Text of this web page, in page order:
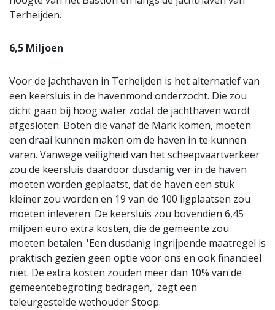
Terheijden.
6,5 Miljoen
Voor de jachthaven in Terheijden is het alternatief van
een keersluis in de havenmond onderzocht. Die zou
dicht gaan bij hoog water zodat de jachthaven wordt
afgesloten. Boten die vanaf de Mark komen, moeten
een draai kunnen maken om de haven in te kunnen
varen. Vanwege veiligheid van het scheepvaartverkeer
zou de keersluis daardoor dusdanig ver in de haven
moeten worden geplaatst, dat de haven een stuk
kleiner zou worden en 19 van de 100 ligplaatsen zou
moeten inleveren. De keersluis zou bovendien 6,45
miljoen euro extra kosten, die de gemeente zou
moeten betalen. 'Een dusdanig ingrijpende maatregel is
praktisch gezien geen optie voor ons en ook financieel
niet. De extra kosten zouden meer dan 10% van de
gemeentebegroting bedragen,' zegt een
teleurgestelde wethouder Stoop.